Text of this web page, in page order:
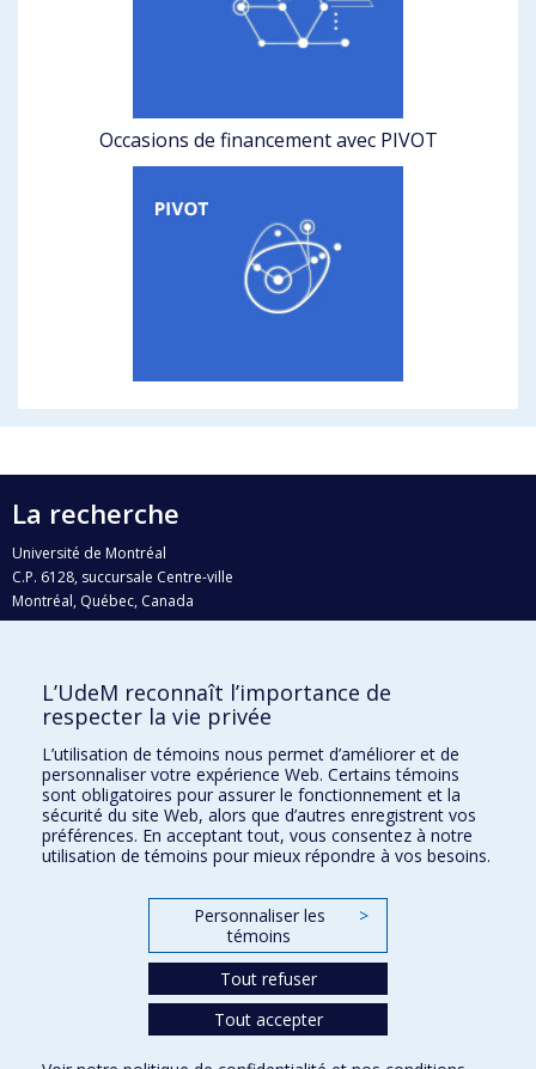
Occasions de financement avec PIVOT
La recherche
Université de Montréal
C.P. 6128, succursale Centre-ville
Montréal, Québec, Canada
H3C 3J7
Qui fait quoi?
Nous trouver
Plan du site
Accessibilité
L’UdeM reconnaît l’importance de
respecter la vie privée
L’utilisation de témoins nous permet d’améliorer et de
personnaliser votre expérience Web. Certains témoins
sont obligatoires pour assurer le fonctionnement et la
sécurité du site Web, alors que d’autres enregistrent vos
préférences. En acceptant tout, vous consentez à notre
utilisation de témoins pour mieux répondre à vos besoins.
Personnaliser les
témoins
>
Tout refuser
Tout accepter